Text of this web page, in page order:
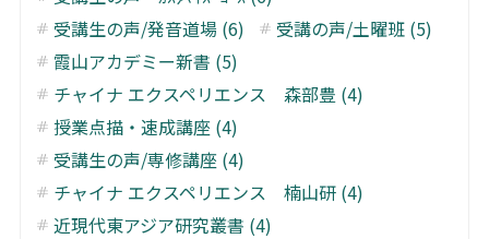
受講生の声/発音道場 (6)
受講の声/土曜班 (5)
霞山アカデミー新書 (5)
チャイナ エクスペリエンス 森部豊 (4)
授業点描・速成講座 (4)
受講生の声/専修講座 (4)
チャイナ エクスペリエンス 楠山研 (4)
近現代東アジア研究叢書 (4)